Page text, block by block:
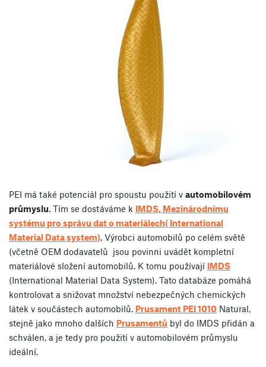
PEI má také potenciál pro spoustu použití v automobilovém
průmyslu. Tím se dostáváme k IMDS, Mezinárodnímu
systému pro správu dat o materiálech( International
Material Data system). Výrobci automobilů po celém světě
(včetně OEM dodavatelů jsou povinni uvádět kompletní
materiálové složení automobilů. K tomu používají IMDS
(International Material Data System). Tato databáze pomáhá
kontrolovat a snižovat množství nebezpečných chemických
látek v součástech automobilů. Prusament PEI 1010 Natural,
stejně jako mnoho dalších Prusamentů byl do IMDS přidán a
schválen, a je tedy pro použití v automobilovém průmyslu
ideální.